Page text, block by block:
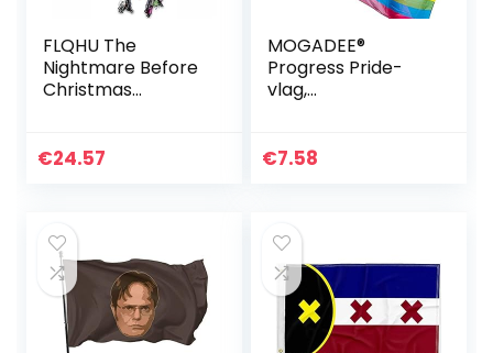
FLQHU The
Nightmare Before
Christmas
voor Halloween,
€24.57
MOGADEE®
Progress Pride-
vlag,
homovlag, Joint-
€7.58